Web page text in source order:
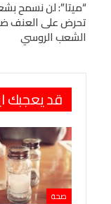
البريد الإلكتروني
Digg
“ميتا”: لن نسمح
تحرض على العنف
الشعب الروسي
قد يعجبك
صحة